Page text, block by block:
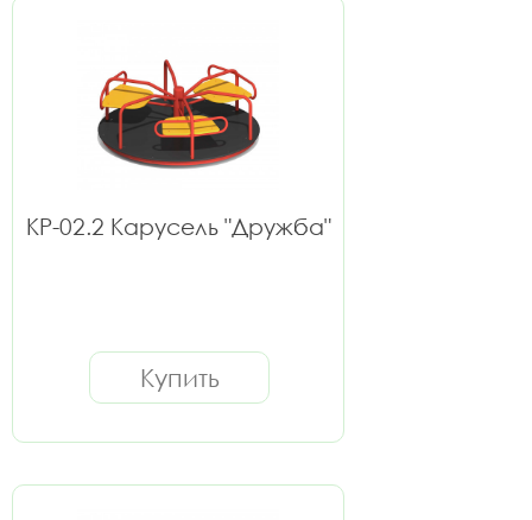
КР-02.2 Карусель "Дружба"
Купить